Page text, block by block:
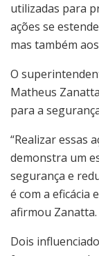
utilizadas para
ações se
mas também
O
Matheus
para a
“Realizar essas
demonstra um
segurança e
é com a eficácia
afirmou Zanatta.
Dois